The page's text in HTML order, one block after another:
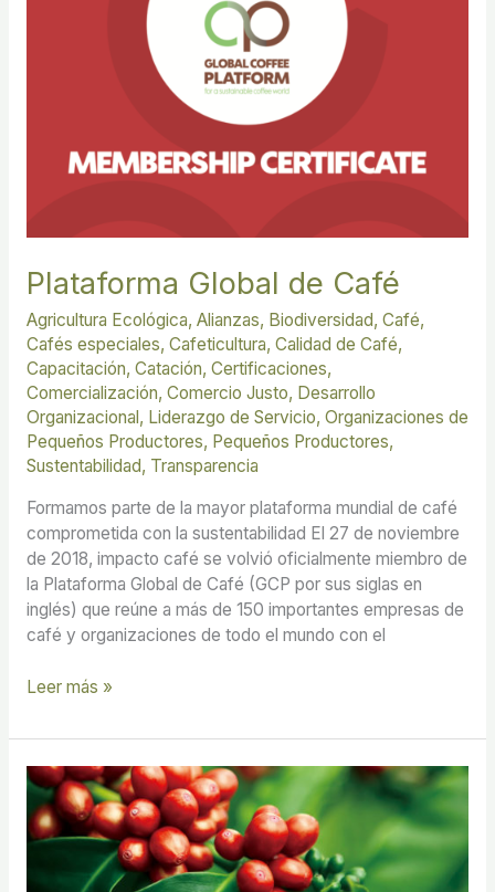
Plataforma Global de Café
Agricultura Ecológica, Alianzas, Biodiversidad, Café,
Cafés especiales, Cafeticultura, Calidad de Café,
Capacitación, Catación, Certificaciones,
Comercialización, Comercio Justo, Desarrollo
Organizacional, Liderazgo de Servicio, Organizaciones de
Pequeños Productores, Pequeños Productores,
Sustentabilidad, Transparencia
Formamos parte de la mayor plataforma mundial de café
comprometida con la sustentabilidad El 27 de noviembre
de 2018, impacto café se volvió oficialmente miembro de
la Plataforma Global de Café (GCP por sus siglas en
inglés) que reúne a más de 150 importantes empresas de
café y organizaciones de todo el mundo con el
Leer más »
La
calidad
del
como